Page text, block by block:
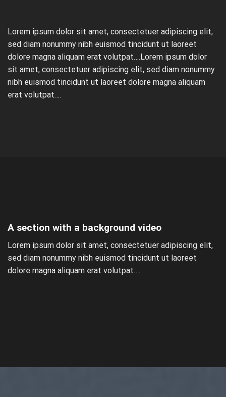
Lorem ipsum dolor sit amet, consectetuer adipiscing elit,
sed diam nonummy nibh euismod tincidunt ut laoreet
dolore magna aliquam erat volutpat….Lorem ipsum dolor
sit amet, consectetuer adipiscing elit, sed diam nonummy
nibh euismod tincidunt ut laoreet dolore magna aliquam
erat volutpat….
A section with a background video
Lorem ipsum dolor sit amet, consectetuer adipiscing elit,
sed diam nonummy nibh euismod tincidunt ut laoreet
dolore magna aliquam erat volutpat….